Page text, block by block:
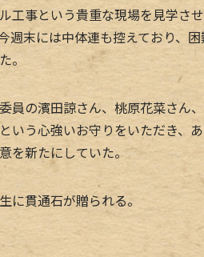
事という貴重な現場を見学さ
週末には中体連も控えており、
。
員の濱田諒さん、桃原花菜さん
いう心強いお守りをいただき、
を新たにしていた。
に貫通石が贈られる。